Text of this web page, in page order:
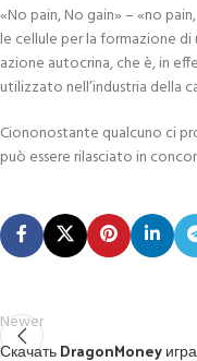
«No pain, No gain» – «no
le cellule per la formazione di
azione autocrina, che è, in
utilizzato nell’industria della
Ciononostante qualcuno ci
può essere rilasciato in
Newer
Скачать DragonMoney